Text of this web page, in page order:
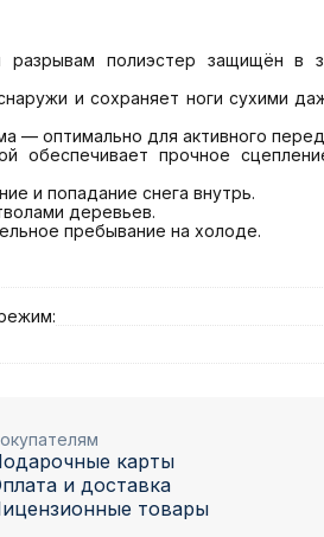
пребывание на холоде.
карты
и доставка
товары